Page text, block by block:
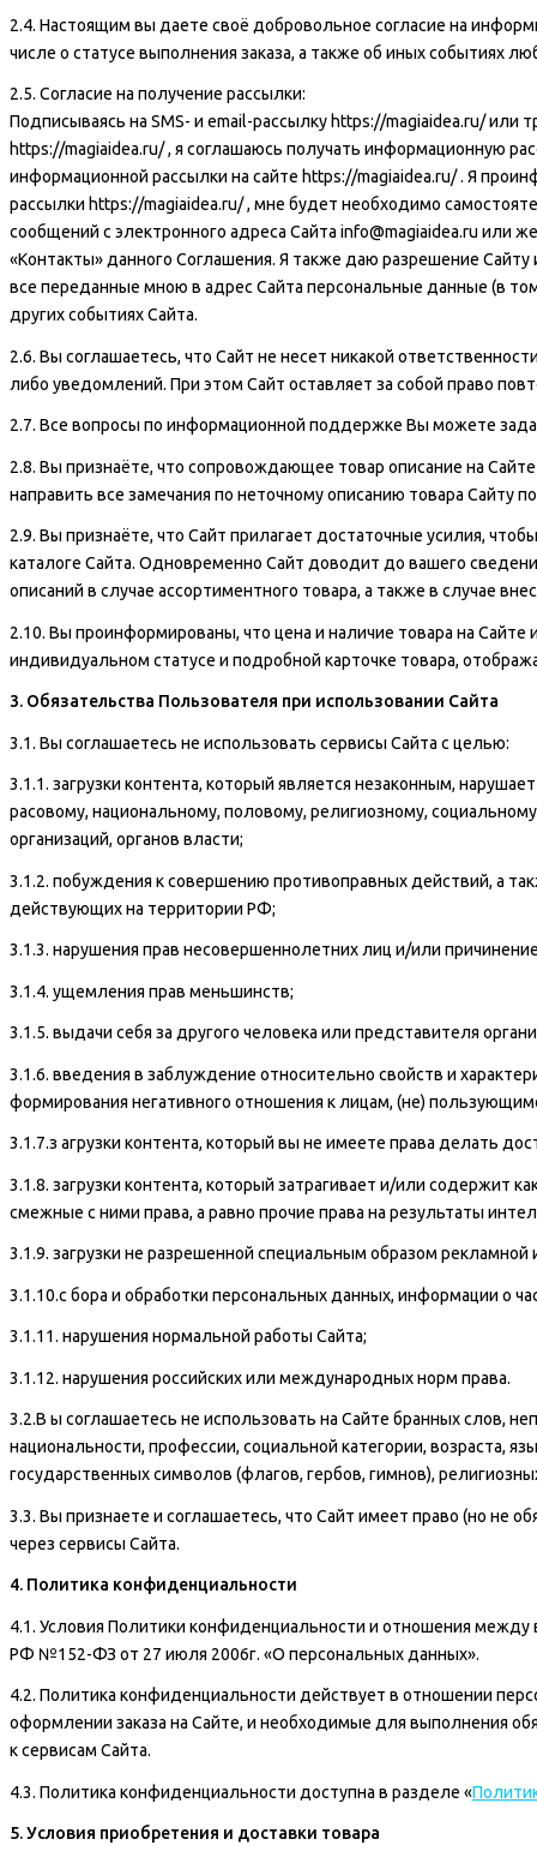
2.4. Настоящим вы даете своё добровольное согласие на
числе о статусе выполнения заказа, а также об иных событиях
2.5. Согласие на получение рассылки:
Подписываясь на SMS- и email-рассылку https://magiaidea.ru/или
https://magiaidea.ru/, я соглашаюсь получать информационную
информационной рассылки на сайте https://magiaidea.ru/. Я
рассылки https://magiaidea.ru/, мне будет необходимо
сообщений с электронного адреса Сайта info@magiaidea.ru или
«Контакты» данного Соглашения. Я также даю разрешение
все переданные мною в адрес Сайта персональные данные (в
других событиях Сайта.
2.6. Вы соглашаетесь, что Сайт не несет никакой
либо уведомлений. При этом Сайт оставляет за собой право
2.7. Все вопросы по информационной поддержке Вы можете
2.8. Вы признаёте, что сопровождающее товар описание на
направить все замечания по неточному описанию товара Сайту
2.9. Вы признаёте, что Сайт прилагает достаточные усилия,
каталоге Сайта. Одновременно Сайт доводит до вашего
описаний в случае ассортиментного товара, а также в случае
2.10. Вы проинформированы, что цена и наличие товара на
индивидуальном статусе и подробной карточке товара,
3. Обязательства Пользователя при использовании Сайта
3.1. Вы соглашаетесь не использовать сервисы Сайта с целью:
3.1.1. загрузки контента, который является незаконным,
расовому, национальному, половому, религиозному,
организаций, органов власти;
3.1.2. побуждения к совершению противоправных действий, а
действующих на территории РФ;
3.1.3. нарушения прав несовершеннолетних лиц и/или
3.1.4. ущемления прав меньшинств;
3.1.5. выдачи себя за другого человека или представителя
3.1.6. введения в заблуждение относительно свойств и
формирования негативного отношения к лицам, (не)
3.1.7.з агрузки контента, который вы не имеете права делать
3.1.8. загрузки контента, который затрагивает и/или содержит
смежные с ними права, а равно прочие права на результаты
3.1.9. загрузки не разрешенной специальным образом
3.1.10.с бора и обработки персональных данных, информации о
3.1.11. нарушения нормальной работы Сайта;
3.1.12. нарушения российских или международных норм права.
3.2.В ы соглашаетесь не использовать на Сайте бранных слов,
национальности, профессии, социальной категории, возраста,
государственных символов (флагов, гербов, гимнов),
3.3. Вы признаете и соглашаетесь, что Сайт имеет право (но не
через сервисы Сайта.
4. Политика конфиденциальности
4.1. Условия Политики конфиденциальности и отношения
РФ №152-ФЗ от 27 июля 2006г. «О персональных данных».
4.2. Политика конфиденциальности действует в отношении
оформлении заказа на Сайте, и необходимые для выполнения
к сервисам Сайта.
4.3. Политика конфиденциальности доступна в разделе «
5. Условия приобретения и доставки товара